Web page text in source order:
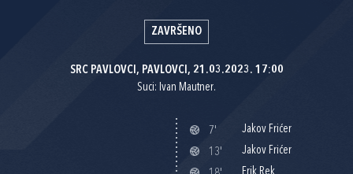
ZAVRŠENO
SRC PAVLOVCI, PAVLOVCI, 21.03.2023. 17:00
Suci: Ivan Mautner.
7'
Jakov Frićer
13'
Jakov Frićer